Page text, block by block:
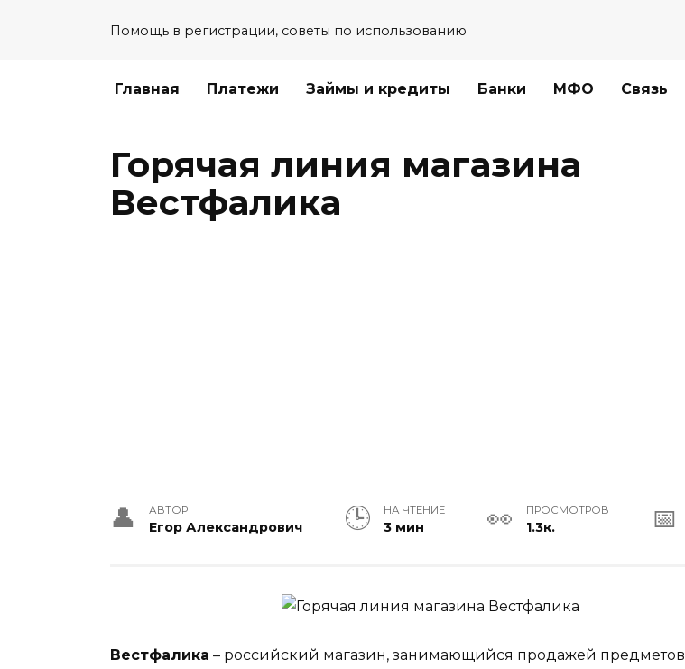
Помощь в регистрации, советы по использованию
Главная Платежи Займы и кредиты Банки МФО Связь
Горячая линия магазина
Вестфалика
АВТОР
Егор Александрович
НА ЧТЕНИЕ
3 мин
ПРОСМОТРОВ
1.3к.
Вестфалика – российский магазин, занимающийся продажей предметов